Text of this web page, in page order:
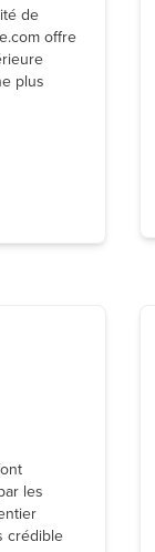
de
offre
plus
les
crédible